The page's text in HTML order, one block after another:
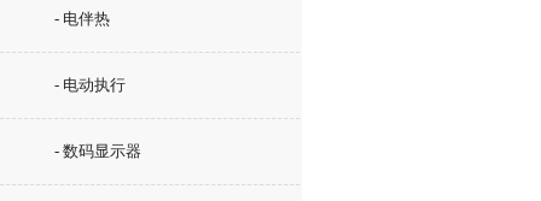
- 电伴热
- 电动执行
- 数码显示器